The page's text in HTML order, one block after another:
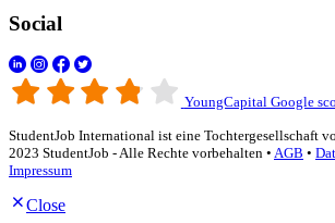
Social
YoungCapital Google
StudentJob International ist eine Tochtergesellschaft
2023 StudentJob - Alle Rechte vorbehalten • AGB •
Impressum
Close